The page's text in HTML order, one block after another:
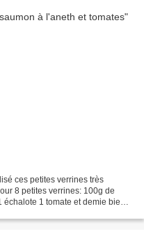
ces petites verrines très
8 petites verrines: 100g de
échalote 1 tomate et demie bien